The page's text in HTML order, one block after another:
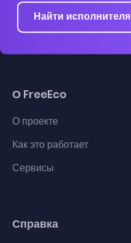
Найти исполнителя
О FreeEco
О проекте
Как это работает
Сервисы
Справка